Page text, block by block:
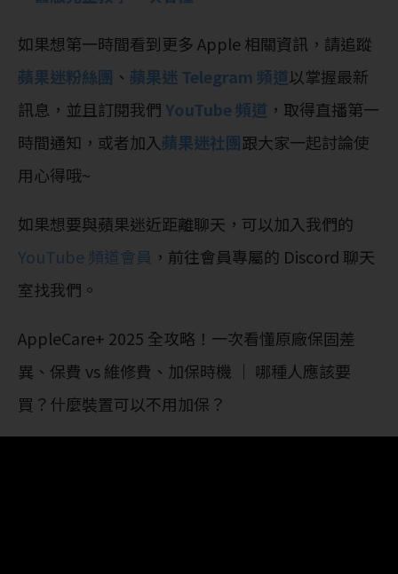
如果想第一時間看到更多 Apple 相關資訊，請追蹤
蘋果迷粉絲團 、 蘋果迷 Telegram 頻道以掌握最新
訊息，並且訂閱我們YouTube 頻道 ，取得直播第一
時間通知，或者加入蘋果迷社團跟大家一起討論使
用心得哦~
如果想要與蘋果迷近距離聊天，可以加入我們的
YouTube 頻道會員 ，前往會員專屬的 Discord 聊天
室找我們。
AppleCare+ 2025 全攻略！一次看懂原廠保固差
異、保費 vs 維修費、加保時機 ｜ 哪種人應該要
買？什麼裝置可以不用加保？